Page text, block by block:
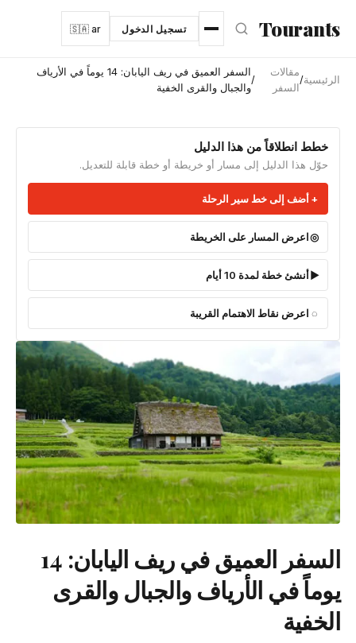
انتقل إلى المحتوى الرئيسي
Tourants تسجيل الدخول 🇸🇦 ar
الرئيسية/
مقالات
السفر
/
السفر العميق في ريف اليابان: 14 يوماً في الأرياف
والجبال والقرى الخفية
خطط انطلاقاً من هذا الدليل
حوّل هذا الدليل إلى مسار أو خريطة أو خطة قابلة للتعديل.
أضف إلى خط سير الرحلة
اعرض المسار على الخريطة
أنشئ خطة لمدة 10 أيام
اعرض نقاط الاهتمام القريبة
السفر العميق في ريف اليابان: 14
يوماً في الأرياف والجبال والقرى
الخفية